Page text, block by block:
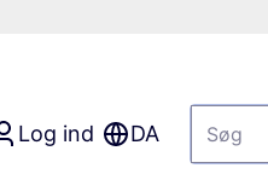
Log ind DA